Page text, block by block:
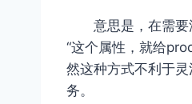
意思是，在需
“这个属性，就给
然这种方式不利于
务。